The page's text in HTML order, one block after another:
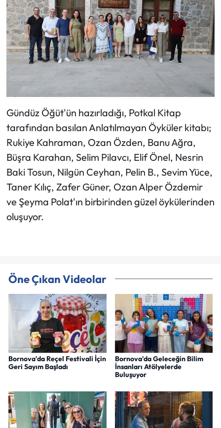
Gündüz Öğüt'ün hazırladığı, Potkal Kitap
tarafından basılan Anlatılmayan Öyküler kitabı;
Rukiye Kahraman, Ozan Özden, Banu Ağra,
Büşra Karahan, Selim Pilavcı, Elif Önel, Nesrin
Baki Tosun, Nilgün Ceyhan, Pelin B., Sevim Yüce,
Taner Kılıç, Zafer Güner, Ozan Alper Özdemir
ve Şeyma Polat'ın birbirinden güzel öykülerinden
oluşuyor.
Öne Çıkan Videolar
Bornova'da Reçel Festivali İçin
Geri Sayım Başladı
Bornova'da Geleceğin Bilim
İnsanları Atölyelerde
Buluşuyor